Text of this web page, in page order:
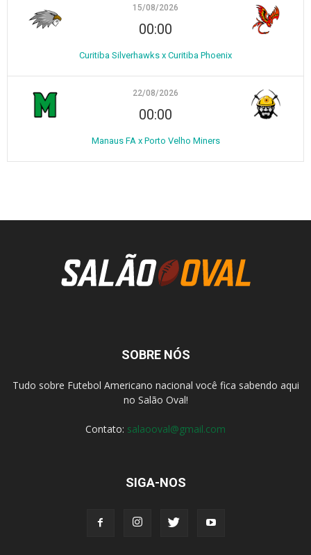
15/08/2026
00:00
Curitiba Silverhawks x Curitiba Phoenix
22/08/2026
00:00
Manaus FA x Porto Velho Miners
SOBRE NÓS
Tudo sobre Futebol Americano nacional você fica sabendo aqui
no Salão Oval!
Contato: salaooval@gmail.com
SIGA-NOS